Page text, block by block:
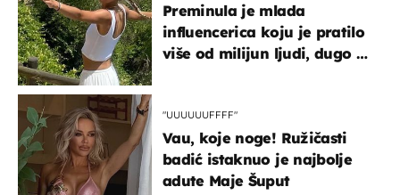
Preminula je mlada
influencerica koju je pratilo
više od milijun ljudi, dugo se
"UUUUUUFFFF"
Vau, koje noge! Ružičasti
badić istaknuo je najbolje
adute Maje Šuput